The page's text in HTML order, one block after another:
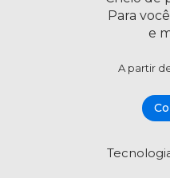
Para
e
A partir